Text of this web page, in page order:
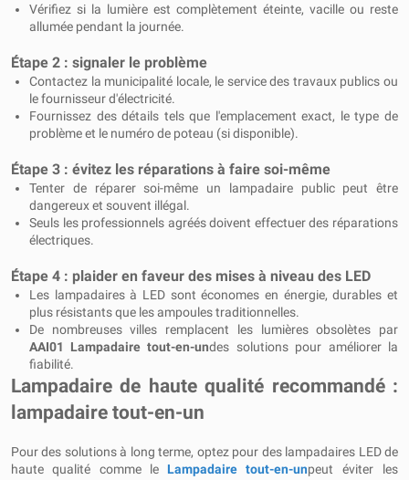
Vérifiez si la lumière est complètement éteinte, vacille ou reste
allumée pendant la journée.
Étape 2 : signaler le problème
Contactez la municipalité locale, le service des travaux publics ou
le fournisseur d'électricité.
Fournissez des détails tels que l'emplacement exact, le type de
problème et le numéro de poteau (si disponible).
Étape 3 : évitez les réparations à faire soi-même
Tenter de réparer soi-même un lampadaire public peut être
dangereux et souvent illégal.
Seuls les professionnels agréés doivent effectuer des réparations
électriques.
Étape 4 : plaider en faveur des mises à niveau des LED
Les lampadaires à LED sont économes en énergie, durables et
plus résistants que les ampoules traditionnelles.
De nombreuses villes remplacent les lumières obsolètes par
AAI01 Lampadaire tout-en-undes solutions pour améliorer la
fiabilité.
Lampadaire de haute qualité recommandé :
lampadaire tout-en-un
Pour des solutions à long terme, optez pour des lampadaires LED de
haute qualité comme le Lampadaire tout-en-unpeut éviter les